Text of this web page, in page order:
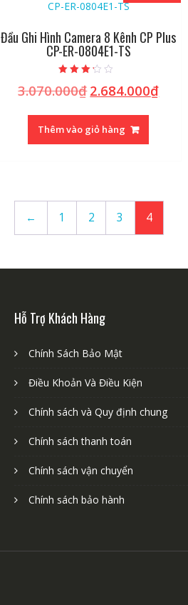
Đầu Ghi Hình Camera 8 Kênh CP Plus
CP-ER-0804E1-TS
xếp hạng
2.96
3.070.000₫ Giá
là:
3.070.000₫.
2.684.000₫Giá
Thêm vào giỏ hàng
← 1 2 3 4
Hỗ Trợ Khách Hàng
Chính Sách Bảo Mật
Điều Khoản Và Điều Kiện
Chính sách và Quy định chung
Chính sách thanh toán
Chính sách vận chuyển
Chính sách bảo hành